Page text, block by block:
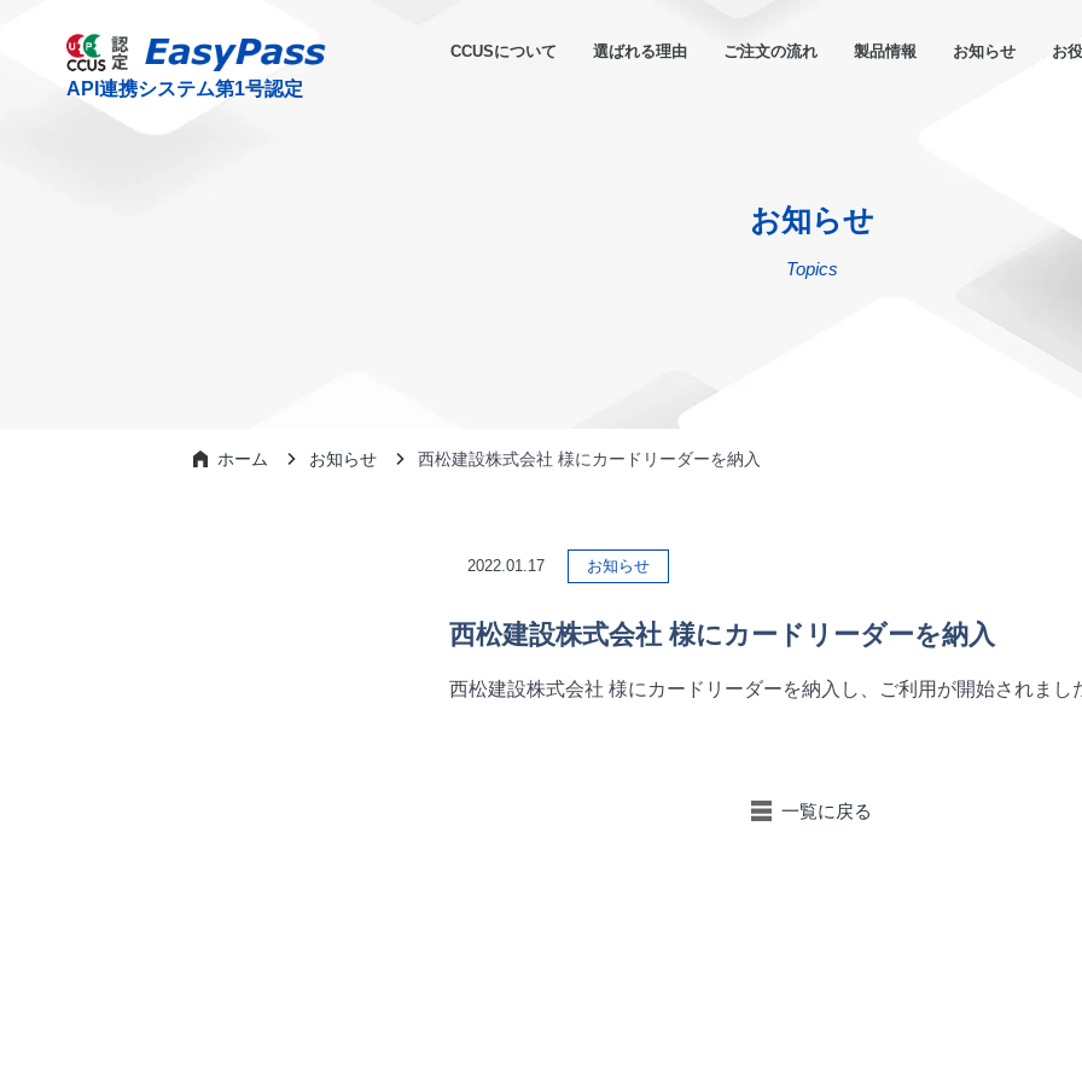
CCUSについて 選ばれる理由 ご注文の流れ 製品情報 お知らせ お
お知らせ
Topics
ホーム お知らせ 西松建設株式会社 様にカードリーダーを納入
2022.01.17 お知らせ
西松建設株式会社 様にカードリーダーを納入
西松建設株式会社 様にカードリーダーを納入し、ご利用が開始されまし
一覧に戻る